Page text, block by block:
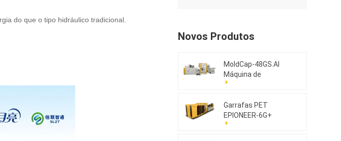
do que o tipo hidráulico tradicional.
Novos Produtos
MoldCap-48GS.AI
Máquina de
moldagem por
tampas de alta
velocidade
Garrafas PET
EPIONEER-6G+